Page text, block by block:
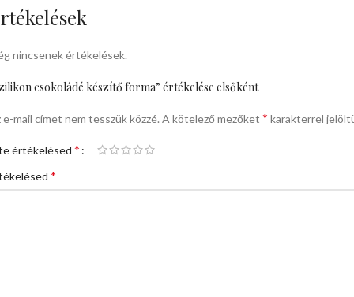
nincsenek értékelések.
csokoládé készítő forma” értékelése elsőként
e-mail címet nem tesszük közzé. A kötelező mezőket * karakterrel
értékelésed *
*